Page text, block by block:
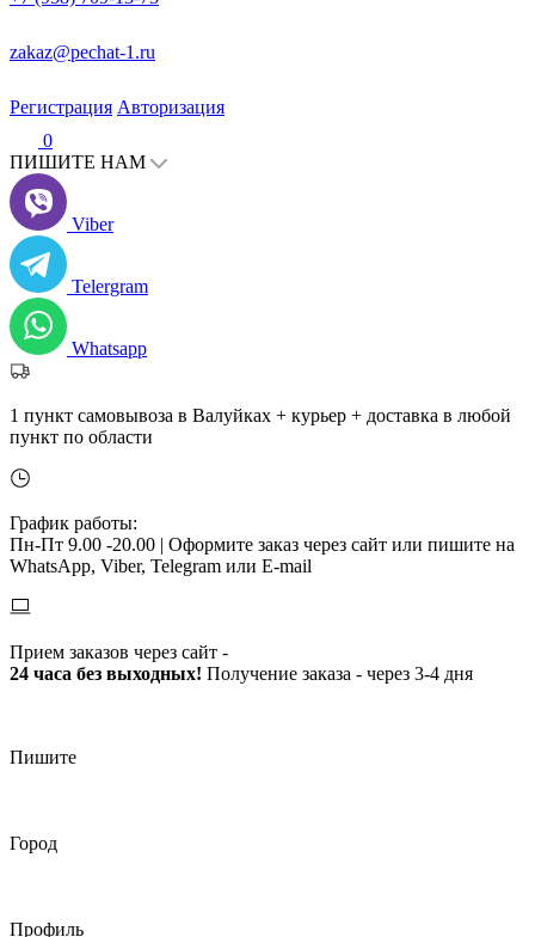
zakaz@pechat-1.ru
Регистрация Авторизация
0
ПИШИТЕ НАМ
Viber
Telergram
Whatsapp
1 пункт самовывоза в Валуйках + курьер + доставка в любой
пункт по области
График работы:
Пн-Пт 9.00 -20.00 | Оформите заказ через сайт или пишите на
WhatsApp, Viber, Telegram или E-mail
Прием заказов через сайт -
24 часа без выходных! Получение заказа - через 3-4 дня
Пишите
Город
Профиль